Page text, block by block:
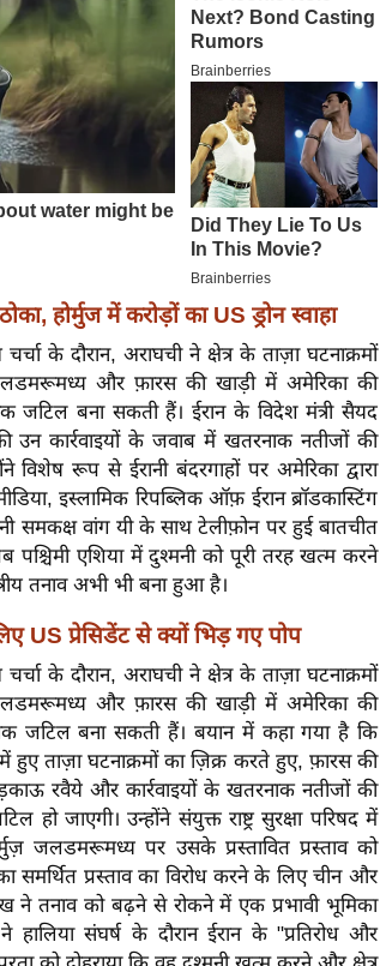
होर्मुज में करोड़ों का US ड्रोन स्वाहा
के दौरान, अराघची ने क्षेत्र के ताज़ा घटनाक्रमों
और फ़ारस की खाड़ी में अमेरिका की
जटिल बना सकती हैं।ईरान के विदेश मंत्री सैयद
उन कार्रवाइयों के जवाब में खतरनाक नतीजों की
विशेष रूप से ईरानी बंदरगाहों पर अमेरिका द्वारा
इस्लामिक रिपब्लिक ऑफ़ ईरान ब्रॉडकास्टिंग
समकक्ष वांग यी के साथ टेलीफ़ोन पर हुई बातचीत
एशिया में दुश्मनी को पूरी तरह खत्म करने
तनाव अभी भी बना हुआ है।
US प्रेसिडेंट से क्यों भिड़ गए पोप
के दौरान, अराघची ने क्षेत्र के ताज़ा घटनाक्रमों
और फ़ारस की खाड़ी में अमेरिका की
जटिल बना सकती हैं। बयान में कहा गया है कि
हुए ताज़ा घटनाक्रमों का ज़िक्र करते हुए, फ़ारस की
रवैये और कार्रवाइयों के खतरनाक नतीजों की
जाएगी। उन्होंने संयुक्त राष्ट्र सुरक्षा परिषद में
जलडमरूमध्य पर उसके प्रस्तावित प्रस्ताव को
समर्थित प्रस्ताव का विरोध करने के लिए चीन और
तनाव को बढ़ने से रोकने में एक प्रभावी भूमिका
संघर्ष के दौरान ईरान के "प्रतिरोध और